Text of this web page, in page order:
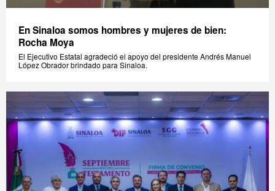
En Sinaloa somos hombres y mujeres de bien:
Rocha Moya
El Ejecutivo Estatal agradeció el apoyo del presidente Andrés Manuel
López Obrador brindado para Sinaloa.